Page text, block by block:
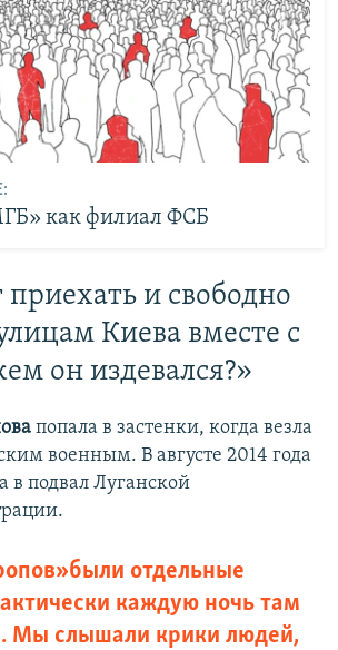
как филиал ФСБ
и свободно
Киева вместе с
он издевался?»
попала в застенки, когда везла
военным. В августе 2014 года
подвал Луганской
были отдельные
каждую ночь там
Мы слышали крики людей,